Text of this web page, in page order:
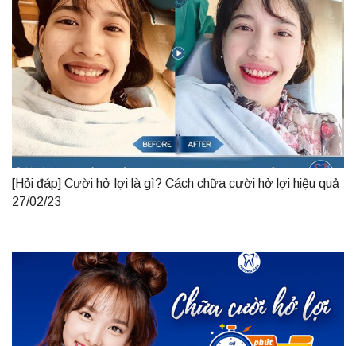
[Hỏi đáp] Cười hở lợi là gì? Cách chữa cười hở lợi hiệu quả
27/02/23